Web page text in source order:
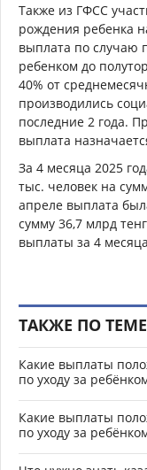
Также из ГФСС
рождения ребенка
выплата по случаю
ребенком до
40% от
производились
последние 2 года.
выплата
За 4 месяца 2025
тыс. человек на
апреле выплата
сумму 36,7 млрд
выплаты за 4
ТАКЖЕ ПО ТЕМЕ
Какие выплаты
по уходу за
Какие выплаты
по уходу за